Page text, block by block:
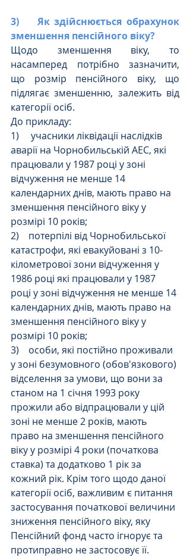
3)    Як здійснюється обрахунок
зменшення пенсійного віку?
Щодо зменшення віку, то
насамперед потрібно зазначити,
що розмір пенсійного віку, що
підлягає зменшенню, залежить від
категорії осіб.
До прикладу:
1)     учасники ліквідації наслідків
аварії на Чорнобильській АЕС, які
працювали у 1987 році у зоні
відчуження не менше 14
календарних днів, мають право на
зменшення пенсійного віку у
розмірі 10 років;
2)    потерпілі від Чорнобильської
катастрофи, які евакуйовані з 10-
кілометрової зони відчуження у
1986 році які працювали у 1987
році у зоні відчуження не менше 14
календарних днів, мають право на
зменшення пенсійного віку у
розмірі 10 років;
3)    особи, які постійно проживали
у зоні безумовного (обов'язкового)
відселення за умови, що вони за
станом на 1 січня 1993 року
прожили або відпрацювали у цій
зоні не менше 2 років, мають
право на зменшення пенсійного
віку у розмірі 4 роки (початкова
ставка) та додатково 1 рік за
кожний рік. Крім того щодо даної
категорії осіб, важливим є питання
застосування початкової величини
зниження пенсійного віку, яку
Пенсійний фонд часто ігнорує та
протиправно не застосовує її.